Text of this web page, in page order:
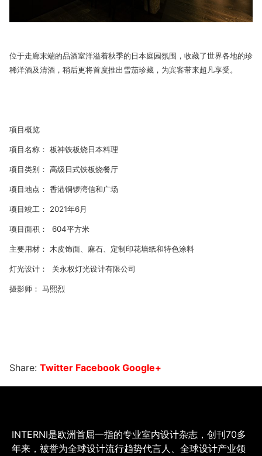
位于走廊末端的品酒室洋溢着秋季的日本庭园氛围，收藏了世界各地的珍
稀洋酒及清酒，稍后更将首度推出雪茄珍藏，为宾客带来超凡享受。
项目概览
项目名称： 板神铁板烧日本料理
项目类别： 高级日式铁板烧餐厅
项目地点： 香港铜锣湾信和广场
项目竣工： 2021年6月
项目面积： 604平方米
主要用材： 木皮饰面、麻石、定制印花墙纸和特色涂料
灯光设计： 关永权灯光设计有限公司
摄影师： 马熙烈
Share: Twitter Facebook Google+
INTERNI是欧洲首屈一指的专业室内设计杂志，创刊70多
年来，被誉为全球设计流行趋势代言人、全球设计产业领